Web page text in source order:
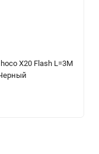
X20 Flash L=3M